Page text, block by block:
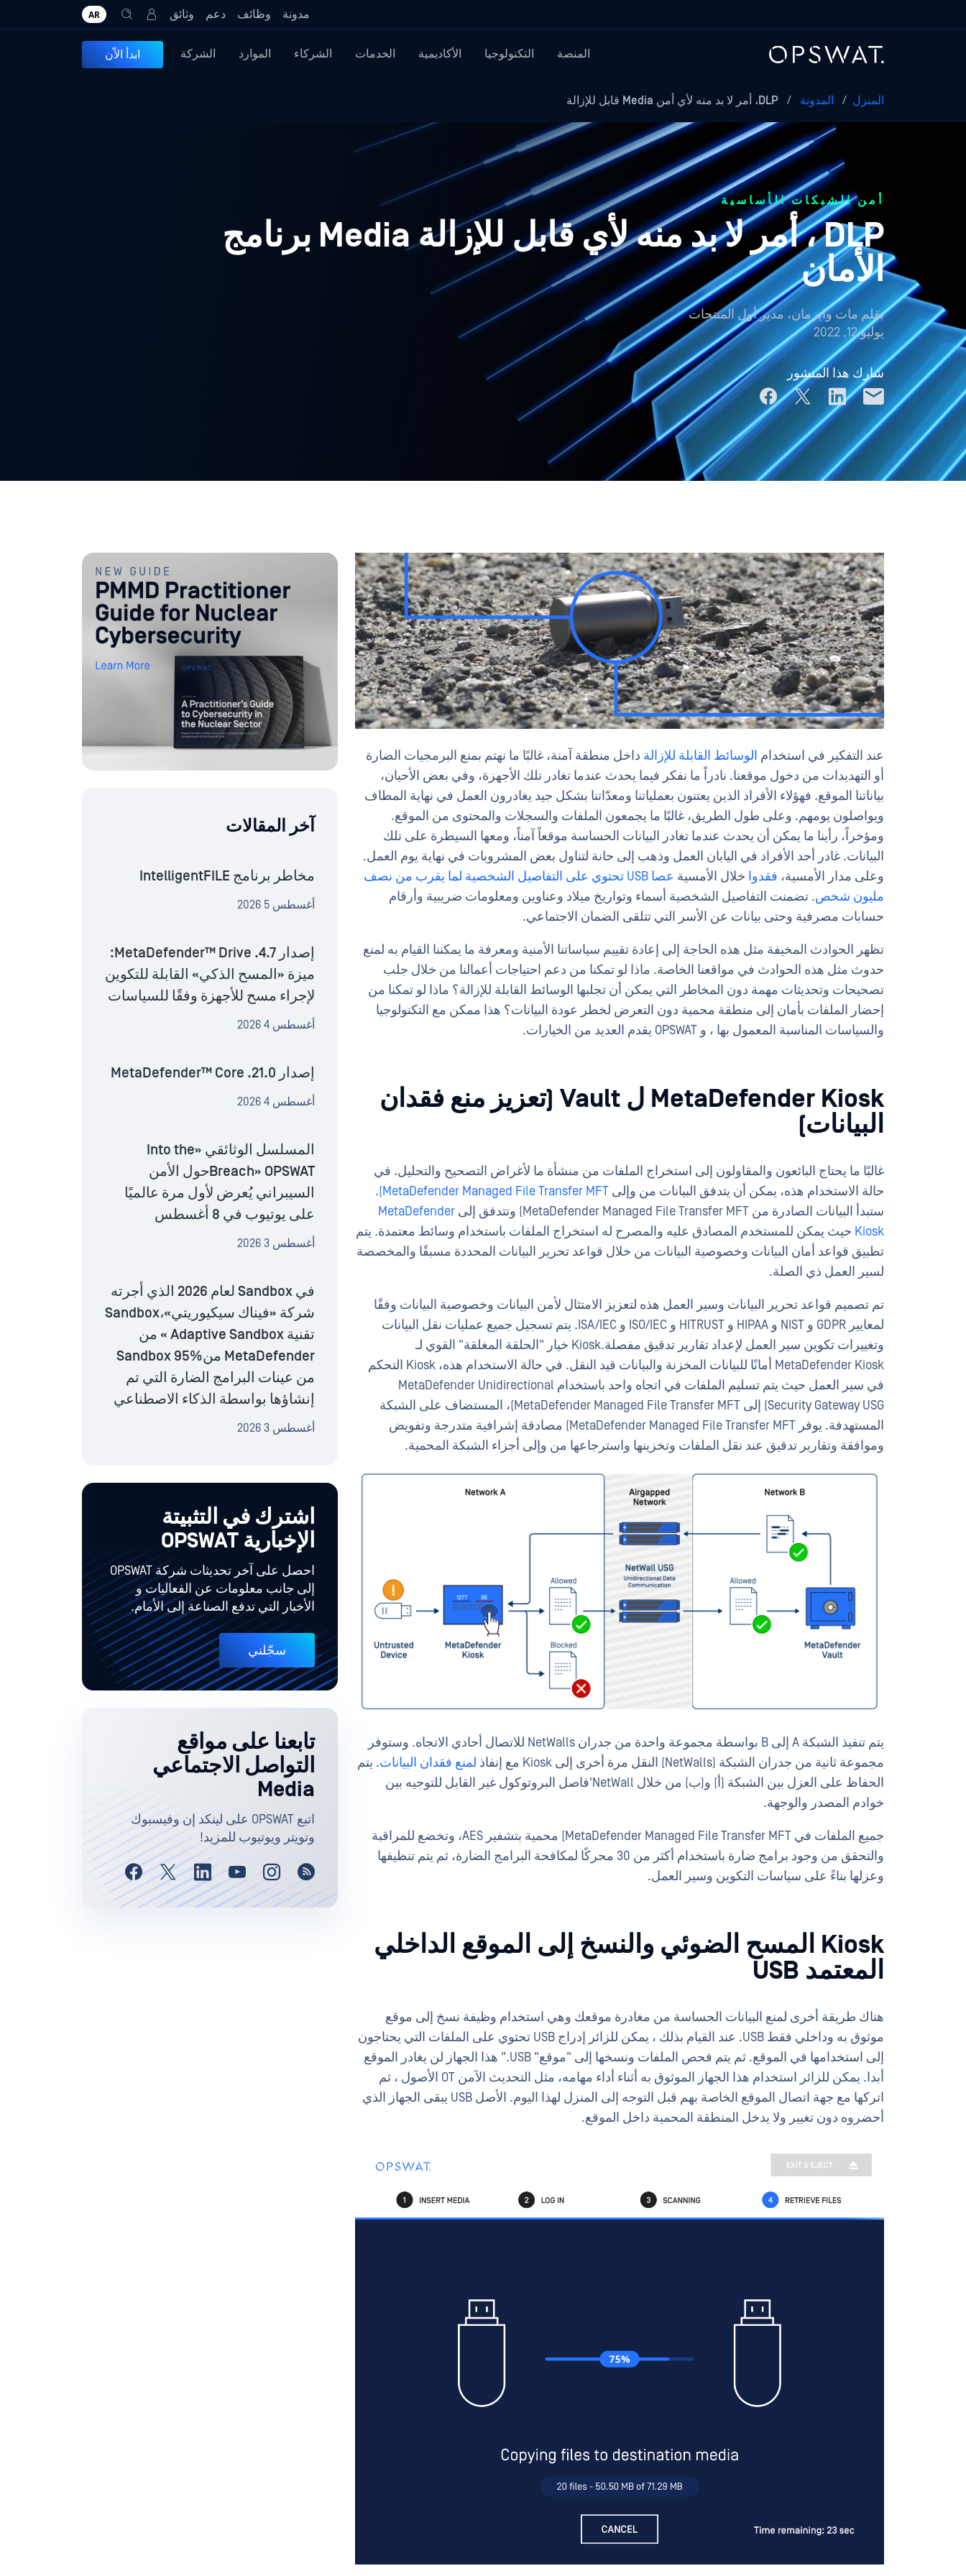
مدونة وظائف دعم وثائق AR
المنصة التكنولوجيا الأكاديمية الخدمات الشركاء الموارد الشركة ابدأ الاّن
المنزل / المدونة /
أمن الشبكات الأساسية
DLP ، أمر لا بد منه لأي قابل للإزالة Media برنامج
الأمان
بقلم مات وايزمان، مدير أول المنتجات
يوليو 12, 2022
شارك هذا المنشور
عند التفكير في استخدام الوسائط القابلة للإزالة داخل منطقة آمنة، غالبًا ما نهتم بمنع البرمجيات الضارة
أو التهديدات من دخول موقعنا. نادراً ما نفكر فيما يحدث عندما تغادر تلك الأجهزة، وفي بعض الأحيان،
بياناتنا الموقع. فهؤلاء الأفراد الذين يعتنون بعملياتنا ومعدّاتنا بشكل جيد يغادرون العمل في نهاية المطاف
ويواصلون يومهم. وعلى طول الطريق، غالبًا ما يجمعون الملفات والسجلات والمحتوى من الموقع.
ومؤخراً، رأينا ما يمكن أن يحدث عندما تغادر البيانات الحساسة موقعاً آمناً، ومعها السيطرة على تلك
البيانات. غادر أحد الأفراد في اليابان العمل وذهب إلى حانة لتناول بعض المشروبات في نهاية يوم العمل.
وعلى مدار الأمسية، فقدوا خلال الأمسية
عصا USB تحتوي على التفاصيل الشخصية لما يقرب من نصف
مليون شخص. تضمنت التفاصيل الشخصية أسماء وتواريخ ميلاد وعناوين ومعلومات ضريبية وأرقام
حسابات مصرفية وحتى بيانات عن الأسر التي تتلقى الضمان الاجتماعي.
تظهر الحوادث المخيفة مثل هذه الحاجة إلى إعادة تقييم سياساتنا الأمنية ومعرفة ما يمكننا القيام به لمنع
حدوث مثل هذه الحوادث في مواقعنا الخاصة. ماذا لو تمكنا من دعم احتياجات أعمالنا من خلال جلب
تصحيحات وتحديثات مهمة دون المخاطر التي يمكن أن تجلبها الوسائط القابلة للإزالة؟ ماذا لو تمكنا من
إحضار الملفات بأمان إلى منطقة محمية دون التعرض لخطر عودة البيانات؟ هذا ممكن مع التكنولوجيا
والسياسات المناسبة المعمول بها ، و OPSWAT يقدم العديد من الخيارات.
MetaDefender Kiosk ل Vault (تعزيز منع فقدان
البيانات)
غالبًا ما يحتاج البائعون والمقاولون إلى استخراج الملفات من منشأة ما لأغراض التصحيح والتحليل. في
حالة الاستخدام هذه، يمكن أن يتدفق البيانات من وإلى MetaDefender Managed File Transfer MFT)
.
ستبدأ البيانات الصادرة من MetaDefender Managed File Transfer MFT) وتتدفق إلى
MetaDefender
Kiosk حيث يمكن للمستخدم المصادق عليه والمصرح له استخراج الملفات باستخدام وسائط معتمدة. يتم
تطبيق قواعد أمان البيانات وخصوصية البيانات من خلال قواعد تحرير البيانات المحددة مسبقًا والمخصصة
لسير العمل ذي الصلة.
تم تصميم قواعد تحرير البيانات وسير العمل هذه لتعزيز الامتثال لأمن البيانات وخصوصية البيانات وفقًا
لمعايير GDPR و NIST و HIPAA و HITRUST و ISO/IEC و ISA/IEC. يتم تسجيل جميع عمليات نقل البيانات
وتغييرات تكوين سير العمل لإعداد تقارير تدقيق مفصلة.Kiosk خيار "الحلقة المغلقة" القوي لـ
MetaDefender Kiosk أمانًا للبيانات المخزنة والبيانات قيد النقل. في حالة الاستخدام هذه، Kiosk التحكم
في سير العمل حيث يتم تسليم الملفات في اتجاه واحد باستخدام MetaDefender Unidirectional
Security Gateway USG) إلى MetaDefender Managed File Transfer MFT)، المستضاف على الشبكة
المستهدفة. يوفر MetaDefender Managed File Transfer MFT) مصادقة إشرافية متدرجة وتفويض
وموافقة وتقارير تدقيق عند نقل الملفات وتخزينها واسترجاعها من وإلى أجزاء الشبكة المحمية.
يتم تنفيذ الشبكة A إلى B بواسطة مجموعة واحدة من جدران NetWalls للاتصال أحادي الاتجاه. وستوفر
مجموعة ثانية من جدران الشبكة (NetWalls) النقل مرة أخرى إلى Kiosk مع إنفاذ
لمنع فقدان البيانات. يتم
الحفاظ على العزل بين الشبكة (أ) و(ب) من خلال NetWall'فاصل البروتوكول غير القابل للتوجيه بين
خوادم المصدر والوجهة.
جميع الملفات في MetaDefender Managed File Transfer MFT) محمية بتشفير AES، وتخضع للمراقبة
والتحقق من وجود برامج ضارة باستخدام أكثر من 30 محركًا لمكافحة البرامج الضارة، ثم يتم تنظيفها
وعزلها بناءً على سياسات التكوين وسير العمل.
Kiosk المسح الضوئي والنسخ إلى الموقع الداخلي
المعتمد USB
هناك طريقة أخرى لمنع البيانات الحساسة من مغادرة موقعك وهي استخدام وظيفة نسخ إلى موقع
موثوق به وداخلي فقط USB. عند القيام بذلك ، يمكن للزائر إدراج USB تحتوي على الملفات التي يحتاجون
إلى استخدامها في الموقع. ثم يتم فحص الملفات ونسخها إلى "موقع" USB." هذا الجهاز لن يغادر الموقع
أبدا. يمكن للزائر استخدام هذا الجهاز الموثوق به أثناء أداء مهامه، مثل التحديث الآمن OT الأصول ، ثم
اتركها مع جهة اتصال الموقع الخاصة بهم قبل التوجه إلى المنزل لهذا اليوم. الأصل USB يبقى الجهاز الذي
أحضروه دون تغيير ولا يدخل المنطقة المحمية داخل الموقع.
آخر المقالات
مخاطر برنامج IntelligentFILE
أغسطس 5 2026
إصدار MetaDefender™ Drive .4.7:
ميزة «المسح الذكي» القابلة للتكوين
لإجراء مسح للأجهزة وفقًا للسياسات
أغسطس 4 2026
إصدار MetaDefender™ Core .21.0
أغسطس 4 2026
المسلسل الوثائقي «Into the
Breach» OPSWATحول الأمن
السيبراني يُعرض لأول مرة عالميًا
على يوتيوب في 8 أغسطس
أغسطس 3 2026
في Sandbox لعام 2026 الذي أجرته
شركة «فيناك سيكيوريتي»،Sandbox
تقنية Adaptive Sandbox » من
MetaDefender منSandbox 95%
من عينات البرامج الضارة التي تم
إنشاؤها بواسطة الذكاء الاصطناعي
أغسطس 3 2026
اشترك في التثبيتة
الإخبارية OPSWAT
احصل على آخر تحديثات شركة OPSWAT
إلى جانب معلومات عن الفعاليات و
الأخبار التي تدفع الصناعة إلى الأمام.
سجّلني
تابعنا على مواقع
التواصل الاجتماعي
Media
اتبع OPSWAT على لينكد إن وفيسبوك
وتويتر ويوتيوب للمزيد!